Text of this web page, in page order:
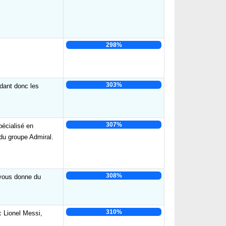
298%
donc les
303%
en
groupe Admiral.
307%
donne du
308%
Lionel Messi,
310%